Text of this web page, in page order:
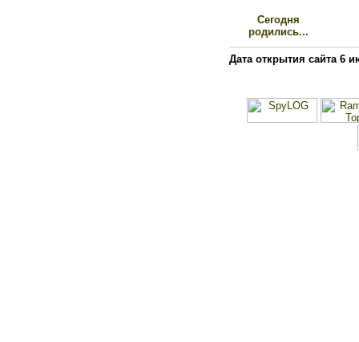
Сегодня
родились...
Дата открытия сайта 6